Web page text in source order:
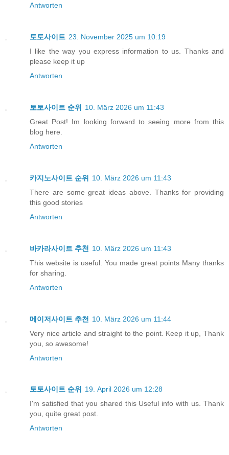
Antworten
토토사이트 23. November 2025 um 10:19
I like the way you express information to us. Thanks and
please keep it up
Antworten
토토사이트 순위 10. März 2026 um 11:43
Great Post! Im looking forward to seeing more from this
blog here.
Antworten
카지노사이트 순위 10. März 2026 um 11:43
There are some great ideas above. Thanks for providing
this good stories
Antworten
바카라사이트 추천 10. März 2026 um 11:43
This website is useful. You made great points Many thanks
for sharing.
Antworten
메이저사이트 추천 10. März 2026 um 11:44
Very nice article and straight to the point. Keep it up, Thank
you, so awesome!
Antworten
토토사이트 순위
19. April 2026 um 12:28
I'm satisfied that you shared this Useful info with us. Thank
you, quite great post.
Antworten